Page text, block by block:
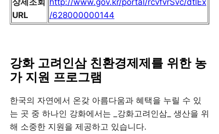
상세조회
URL
http://www.gov.kr/portal/rcvfvrSvc/dtlEx
/628000000144
강화 고려인삼 친환경제제를 위한 농
가 지원 프로그램
한국의 자연에서 온갖 아름다움과 혜택을 누릴 수 있
는 곳 중 하나인 강화에서는 _강화고려인삼_ 생산을 위
해 소중한 지원을 제공하고 있습니다.